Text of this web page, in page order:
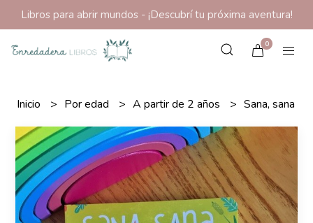
Libros para abrir mundos - ¡Descubrí tu próxima aventura!
0
Inicio Por edad A partir de 2 años Sana, sana